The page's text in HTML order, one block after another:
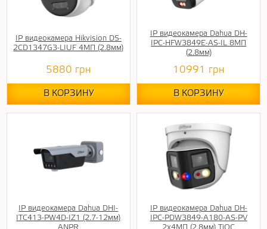
IP видеокамера Hikvision DS-
2CD1347G3-LIUF 4МП (2.8мм)
5880 грн
В КОРЗИНУ
IP видеокамера Dahua DH-
IPC-HFW3849E-AS-IL 8МП
(2.8мм)
10991 грн
В КОРЗИНУ
IP видеокамера Dahua DHI-
ITC413-PW4D-IZ1 (2.7-12мм)
ANPR
IP видеокамера Dahua DH-
IPC-PDW3849-A180-AS-PV
2x4МП (2.8мм) TiOC